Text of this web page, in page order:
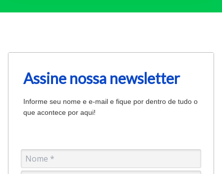
Assine nossa newsletter
Informe seu nome e e-mail e fique por dentro de tudo o
que acontece por aqui!